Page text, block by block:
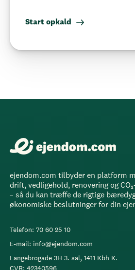
Start opkald
ejendom.com tilbyder en platform
drift, vedligehold, renovering og
– så du kan træffe de rigtige
økonomiske beslutninger for din
Telefon: 70 60 25 10
E-mail: info@ejendom.com
Langebrogade 3H 3. sal, 1411 Kbh K.
CVR: 42340596